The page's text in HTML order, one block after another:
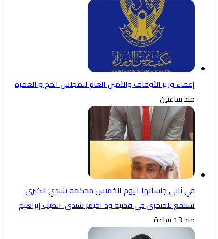
إعفاء وزير الأوقاف والأمين العام للمجلس الحج و العمرة
منذ ساعتين
في ثاني جلساتها اليوم الخميس محكمة شندي الكبرى
تستمع للمتحري في قضية ود احيمر شندي: الطيب إبراهيم
منذ 13 ساعة